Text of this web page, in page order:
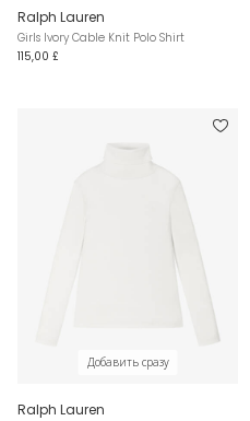
Ralph Lauren
Girls Ivory Cable Knit Polo Shirt
115,00 £
Добавить сразу
Ralph Lauren